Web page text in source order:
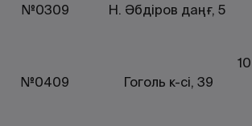
№0309 Н. Әбдіров даңғ, 5
№0409 Гоголь к-сі, 39